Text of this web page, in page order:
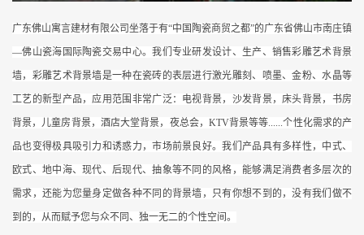
广东佛山寓言建材有限公司坐落于有“中国陶瓷商贸之都”的广东省佛山市南庄镇
—佛山瓷海国际陶瓷交易中心。我们专业研发设计、生产、销售彩雕艺术背景
墙，彩雕艺术背景墙是一种在瓷砖的表层进行激光雕刻、喷墨、金粉、水晶等
工艺的新型产品，应用范围非常广泛：电视背景，沙发背景，床头背景，书房
背景，儿童房背景，酒店大堂背景，夜总会，KTV背景等等......个性化需求的产
品也变得极具吸引力和诱惑力，市场前景良好。我们产品具有多样性，中式、
欧式、地中海、现代、后现代、抽象等不同的风格，能够满足消费者多层次的
需求，还能为您量身定做各种不同的背景墙，只有你想不到的，没有我们做不
到的，从而赋予您与众不同、独一无二的个性空间。